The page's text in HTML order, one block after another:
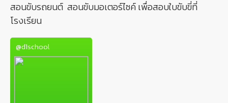
สอนขับรถยนต์ สอนขับมอเตอร์ไซค์ เพื่อสอบใบขับขี่ที่
โรงเรียน
@d1school